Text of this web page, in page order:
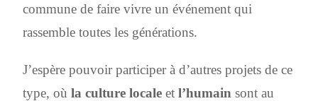
commune de faire vivre un événement qui
rassemble toutes les générations.
J’espère pouvoir participer à d’autres projets de ce
type, oùla culture locale etl’humain sont au